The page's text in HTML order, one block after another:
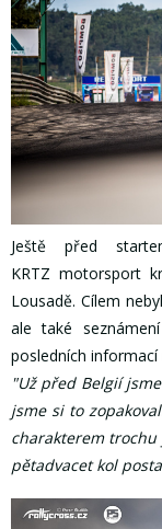
Ještě před
KRTZ motorsport
Lousadě. Cílem
ale také
posledních
"Už před Belgií
jsme si to
charakterem
pětadvacet kol